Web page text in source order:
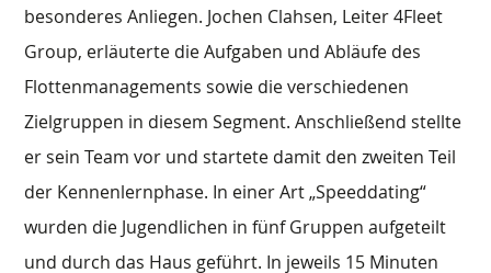
besonderes Anliegen. Jochen Clahsen, Leiter 4Fleet
Group, erläuterte die Aufgaben und Abläufe des
Flottenmanagements sowie die verschiedenen
Zielgruppen in diesem Segment. Anschließend stellte
er sein Team vor und startete damit den zweiten Teil
der Kennenlernphase. In einer Art „Speeddating“
wurden die Jugendlichen in fünf Gruppen aufgeteilt
und durch das Haus geführt. In jeweils 15 Minuten